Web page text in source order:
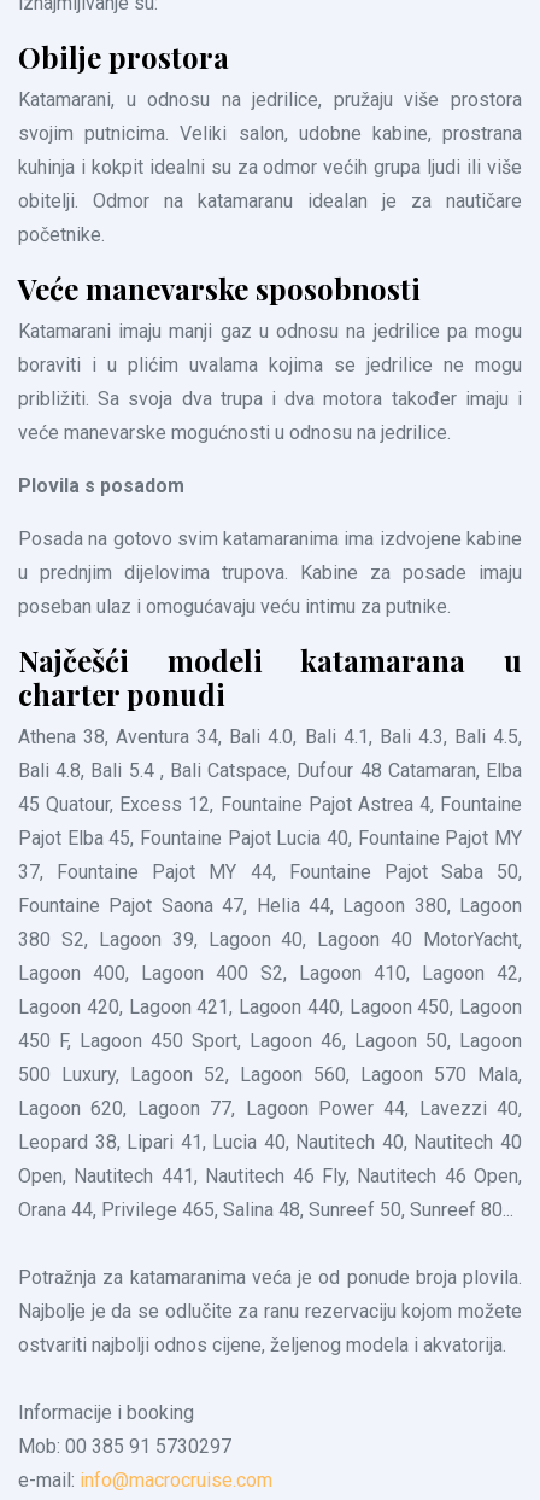
Obilje prostora
Katamarani, u odnosu na jedrilice, pružaju više prostora
svojim putnicima. Veliki salon, udobne kabine, prostrana
kuhinja i kokpit idealni su za odmor većih grupa ljudi ili više
obitelji. Odmor na katamaranu idealan je za nautičare
početnike.
Veće manevarske sposobnosti
Katamarani imaju manji gaz u odnosu na jedrilice pa mogu
boraviti i u plićim uvalama kojima se jedrilice ne mogu
približiti. Sa svoja dva trupa i dva motora također imaju i
veće manevarske mogućnosti u odnosu na jedrilice.
Plovila s posadom
Posada na gotovo svim katamaranima ima izdvojene kabine
u prednjim dijelovima trupova. Kabine za posade imaju
poseban ulaz i omogućavaju veću intimu za putnike.
Najčešći modeli katamarana u
charter ponudi
Athena 38, Aventura 34, Bali 4.0, Bali 4.1, Bali 4.3, Bali 4.5,
Bali 4.8, Bali 5.4 , Bali Catspace, Dufour 48 Catamaran, Elba
45 Quatour, Excess 12, Fountaine Pajot Astrea 4, Fountaine
Pajot Elba 45, Fountaine Pajot Lucia 40, Fountaine Pajot MY
37, Fountaine Pajot MY 44, Fountaine Pajot Saba 50,
Fountaine Pajot Saona 47, Helia 44, Lagoon 380, Lagoon
380 S2, Lagoon 39, Lagoon 40, Lagoon 40 MotorYacht,
Lagoon 400, Lagoon 400 S2, Lagoon 410, Lagoon 42,
Lagoon 420, Lagoon 421, Lagoon 440, Lagoon 450, Lagoon
450 F, Lagoon 450 Sport, Lagoon 46, Lagoon 50, Lagoon
500 Luxury, Lagoon 52, Lagoon 560, Lagoon 570 Mala,
Lagoon 620, Lagoon 77, Lagoon Power 44, Lavezzi 40,
Leopard 38, Lipari 41, Lucia 40, Nautitech 40, Nautitech 40
Open, Nautitech 441, Nautitech 46 Fly, Nautitech 46 Open,
Orana 44, Privilege 465, Salina 48, Sunreef 50, Sunreef 80...
Potražnja za katamaranima veća je od ponude broja plovila.
Najbolje je da se odlučite za ranu rezervaciju kojom možete
ostvariti najbolji odnos cijene, željenog modela i akvatorija.
Informacije i booking
Mob: 00 385 91 5730297
e-mail: info@macrocruise.com